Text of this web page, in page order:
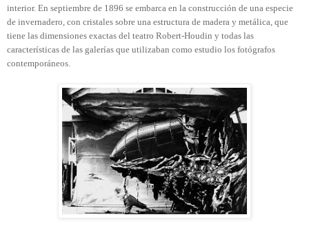
interior. En septiembre de 1896 se embarca en la construcción de una especie
de invernadero, con cristales sobre una estructura de madera y metálica, que
tiene las dimensiones exactas del teatro Robert-Houdin y todas las
características de las galerías que utilizaban como estudio los fotógrafos
contemporáneos.